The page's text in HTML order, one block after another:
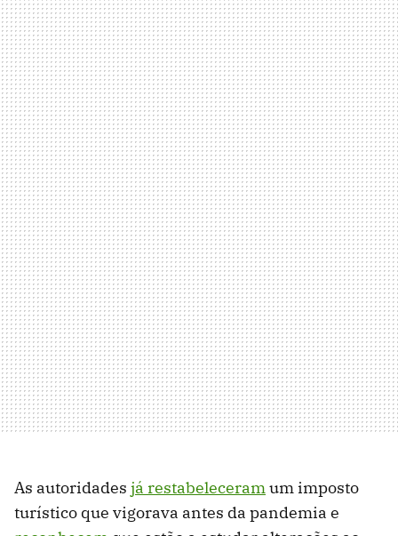
As autoridades já restabeleceramum imposto
turístico que vigorava antes da pandemia e